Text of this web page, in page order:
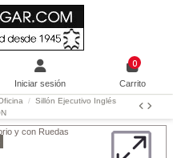
Iniciar sesión
0
Carrito
Sillón Ejecutivo Inglés